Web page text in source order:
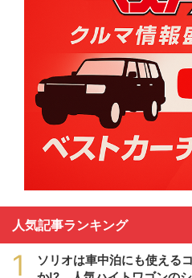
人気記事ランキング
1
ソリオは車中泊にも使える